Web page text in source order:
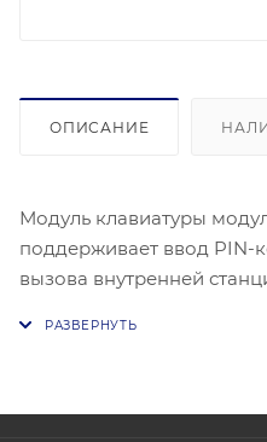
ОПИСАНИЕ
Модуль клавиатуры
поддерживает ввод PIN-
вызова внутренней